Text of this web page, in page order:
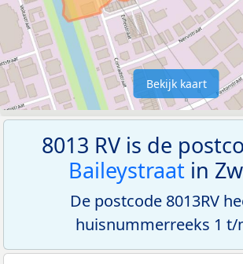
Bekijk kaart
8013 RV is de
Baileystraat in
De postcode 8013RV
huisnummerreeks 1 t/